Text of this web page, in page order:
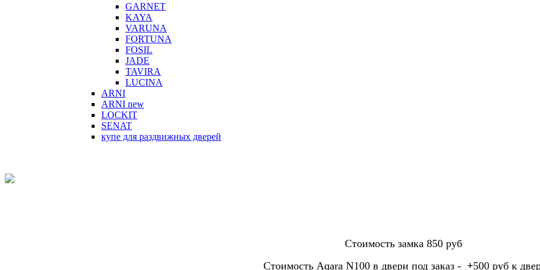
GARNET
KAYA
VARUNA
FORTUNA
FOSIL
JADE
TAVIRA
LUCINA
ARNI
ARNI new
LOCKIT
SENAT
купе для раздвижных дверей
Стоимость замка 850 руб
Стоимость Aqara N100 в двери под заказ - +500 руб к